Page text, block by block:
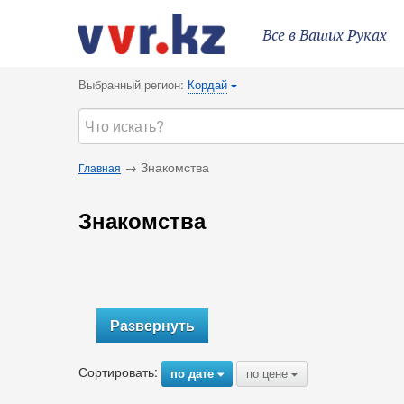
Все в Ваших Руках
Выбранный регион: Кордай {
Главная → Знакомства
Знакомства
Развернуть
Сортировать: по дате{ по цене {